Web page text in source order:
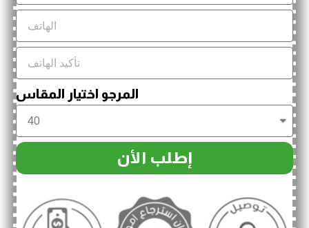
المرجو اختيار المقاس
إطلب الأن